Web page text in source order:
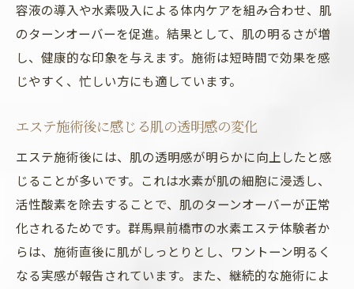
容液の導入や水素吸入による体内ケアを組み合わせ、肌
のターンオーバーを促進。結果として、肌の明るさが増
し、健康的な印象を与えます。施術は短時間で効果を感
じやすく、忙しい方にも適しています。
エステ施術後に感じる肌の透明感の変化
エステ施術後には、肌の透明感が明らかに向上したと感
じることが多いです。これは水素が肌の細胞に浸透し、
活性酸素を除去することで、肌のターンオーバーが正常
化されるためです。群馬県前橋市の水素エステ体験者か
らは、施術直後に肌がしっとりとし、ワントーン明るく
なる実感が報告されています。また、継続的な施術によ